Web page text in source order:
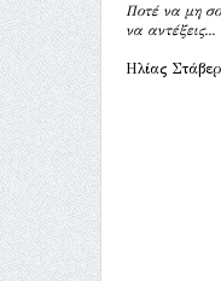
Ποτέ να μη
να αντέξεις...
Ηλίας